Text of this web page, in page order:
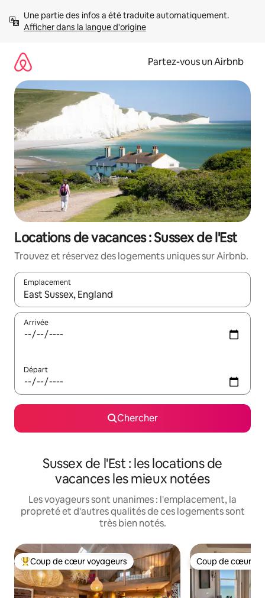
directement
Afficher dans la langue d'origine
Partez-vous un Airbnb
Locations de vacances : Sussex de l'Est
Trouvez et réservez des logements uniques sur Airbnb.
Emplacement
Quand les résultats sont affichés, parcourez-les en utilisant
Arrivée
Départ
Chercher
Sussex de l'Est : les locations de
vacances les mieux notées
Les voyageurs sont unanimes : l'emplacement, la
propreté et d'autres qualités de ces logements sont
très bien notés.
Coup de cœur voyageurs parmi les plus aimés
Coup de cœur voyageurs Coup de cœur
Coup de cœur